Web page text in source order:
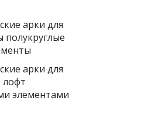
арки для
полукруглые
арки для
лофт
элементами